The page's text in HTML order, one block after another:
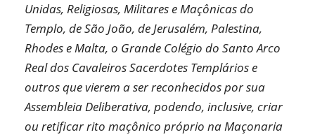
Unidas, Religiosas, Militares e Maçônicas do
Templo, de São João, de Jerusalém, Palestina,
Rhodes e Malta, o Grande Colégio do Santo Arco
Real dos Cavaleiros Sacerdotes Templários e
outros que vierem a ser reconhecidos por sua
Assembleia Deliberativa, podendo, inclusive, criar
ou retificar rito maçônico próprio na Maçonaria